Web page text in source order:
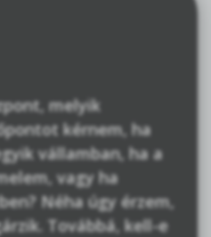
melyik
kérnem, ha
vállamban, ha a
vagy ha
Néha úgy érzem,
Továbbá, kell-e